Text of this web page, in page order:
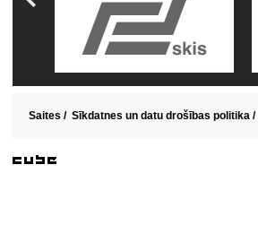
Saites / Sīkdatnes un datu drošības politika /